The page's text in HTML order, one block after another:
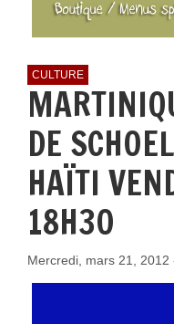
CULTURE
DE
HAÏTI
18H30
Mercredi, mars 21, 2012